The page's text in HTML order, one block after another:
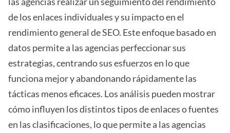
de los enlaces individuales y su impacto en el
rendimiento general de SEO. Este enfoque basado en
datos permite a las agencias perfeccionar sus
estrategias, centrando sus esfuerzos en lo que
funciona mejor y abandonando rápidamente las
tácticas menos eficaces. Los análisis pueden mostrar
cómo influyen los distintos tipos de enlaces o fuentes
en las clasificaciones, lo que permite a las agencias